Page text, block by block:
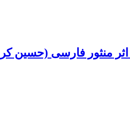
منثور فارسی (حسین